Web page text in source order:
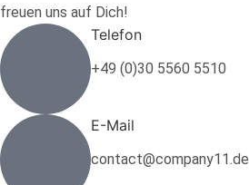
freuen uns auf Dich!
Telefon
+49 (0)30 5560 5510
E-Mail
contact@company11.de